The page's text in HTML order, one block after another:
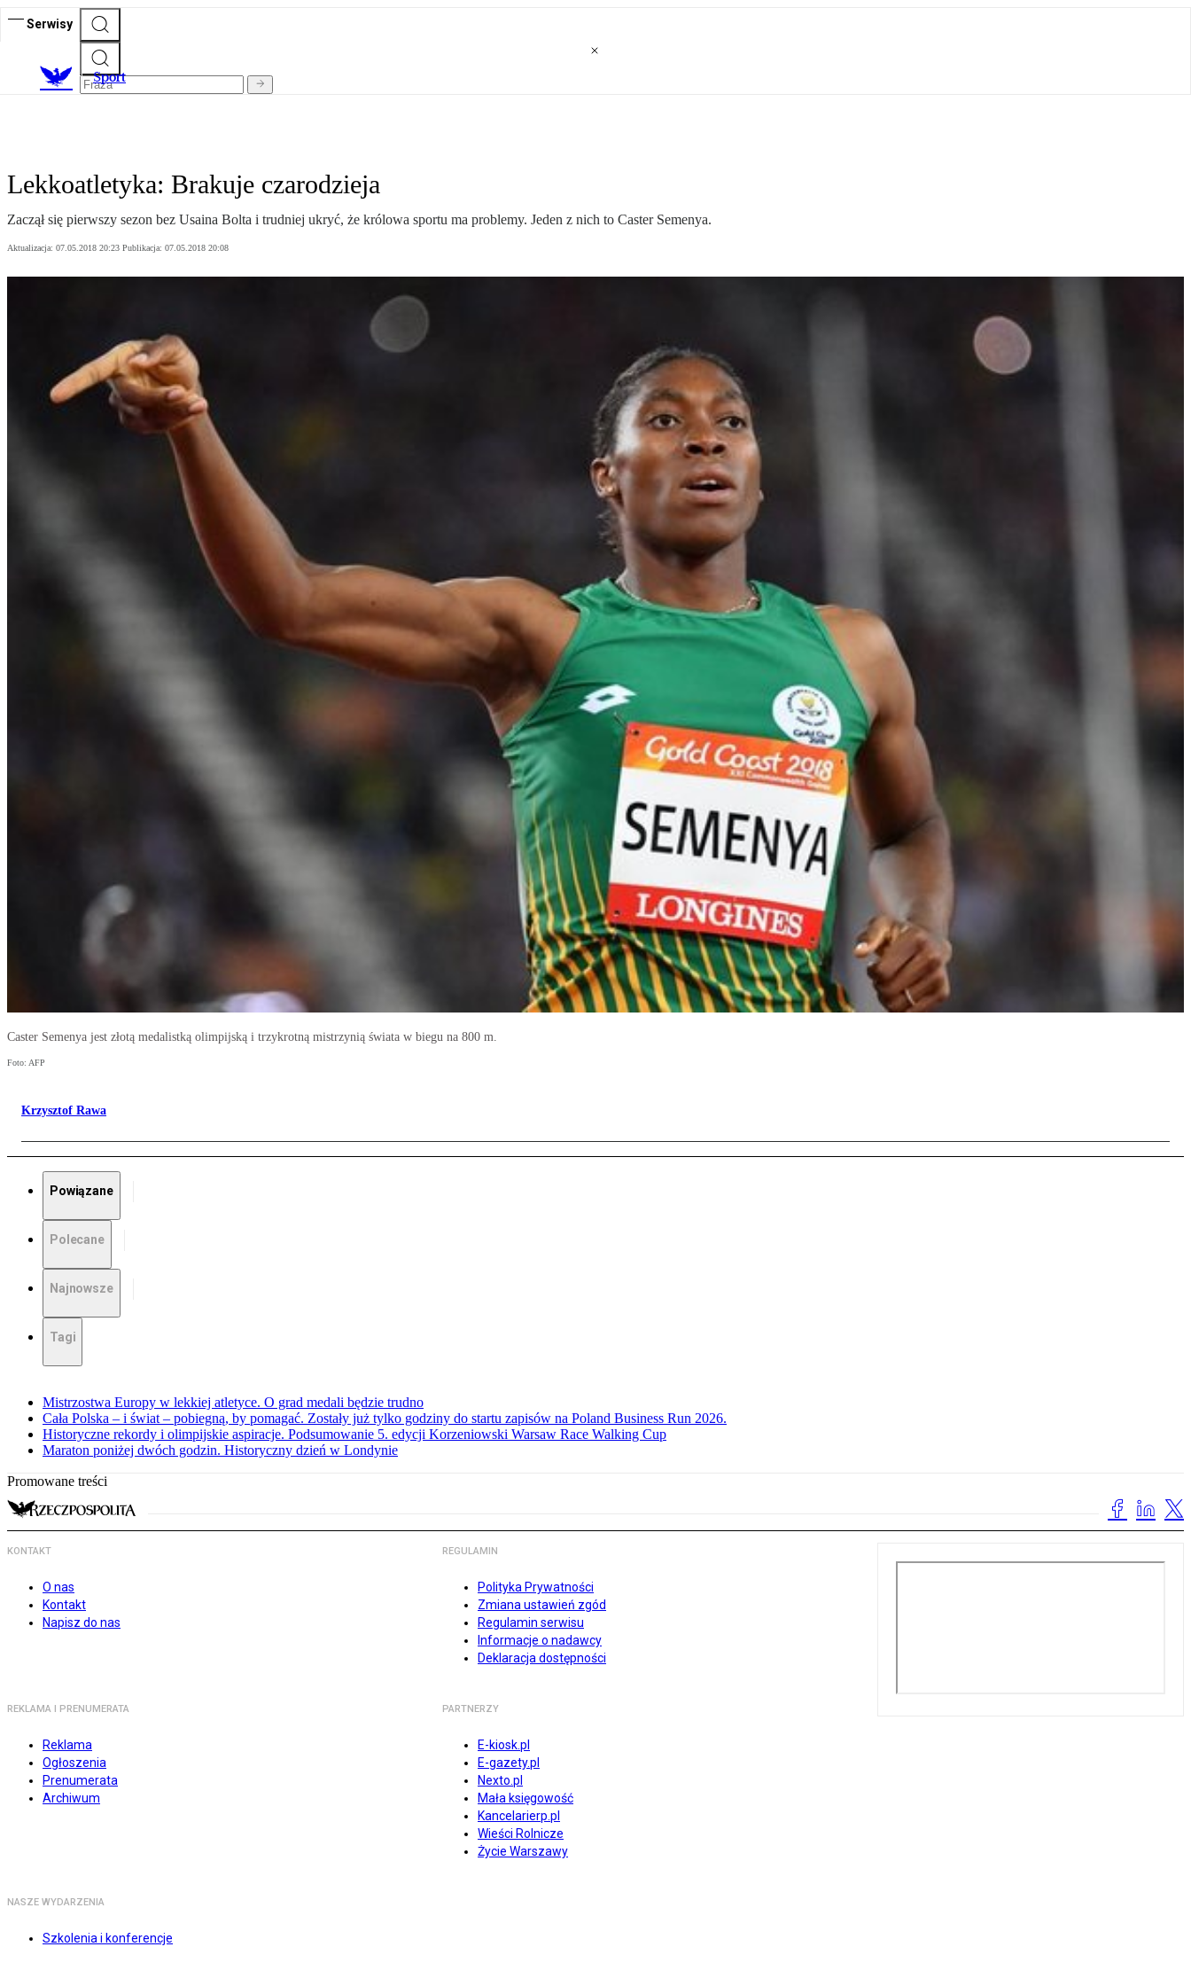
Serwisy
Sport
Lekkoatletyka: Brakuje czarodzieja
Zaczął się pierwszy sezon bez Usaina Bolta i trudniej ukryć, że królowa sportu ma problemy. Jeden z nich to Caster Semenya.
Aktualizacja: 07.05.2018 20:23 Publikacja: 07.05.2018 20:08
Caster Semenya jest złotą medalistką olimpijską i trzykrotną mistrzynią świata w biegu na 800 m.
Foto: AFP
Krzysztof Rawa
Powiązane
Polecane
Najnowsze
Tagi
Mistrzostwa Europy w lekkiej atletyce. O grad medali będzie trudno
Cała Polska – i świat – pobiegną, by pomagać. Zostały już tylko godziny do startu zapisów na Poland Business Run 2026.
Historyczne rekordy i olimpijskie aspiracje. Podsumowanie 5. edycji Korzeniowski Warsaw Race Walking Cup
Maraton poniżej dwóch godzin. Historyczny dzień w Londynie
Promowane treści
KONTAKT
O nas
Kontakt
Napisz do nas
REGULAMIN
Polityka Prywatności
Zmiana ustawień zgód
Regulamin serwisu
Informacje o nadawcy
Deklaracja dostępności
REKLAMA I PRENUMERATA
Reklama
Ogłoszenia
Prenumerata
Archiwum
PARTNERZY
E-kiosk.pl
E-gazety.pl
Nexto.pl
Mała księgowość
Kancelarierp.pl
Wieści Rolnicze
Życie Warszawy
NASZE WYDARZENIA
Szkolenia i konferencje